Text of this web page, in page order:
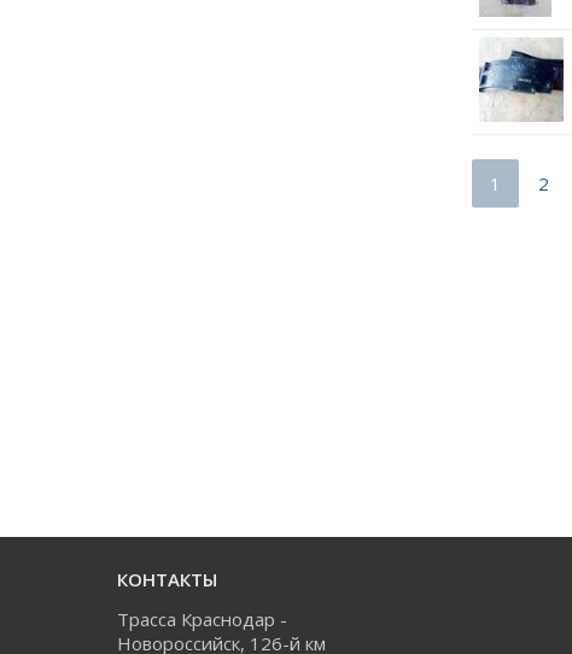
1 2
КОНТАКТЫ
Трасса Краснодар -
Новороссийск, 126-й км